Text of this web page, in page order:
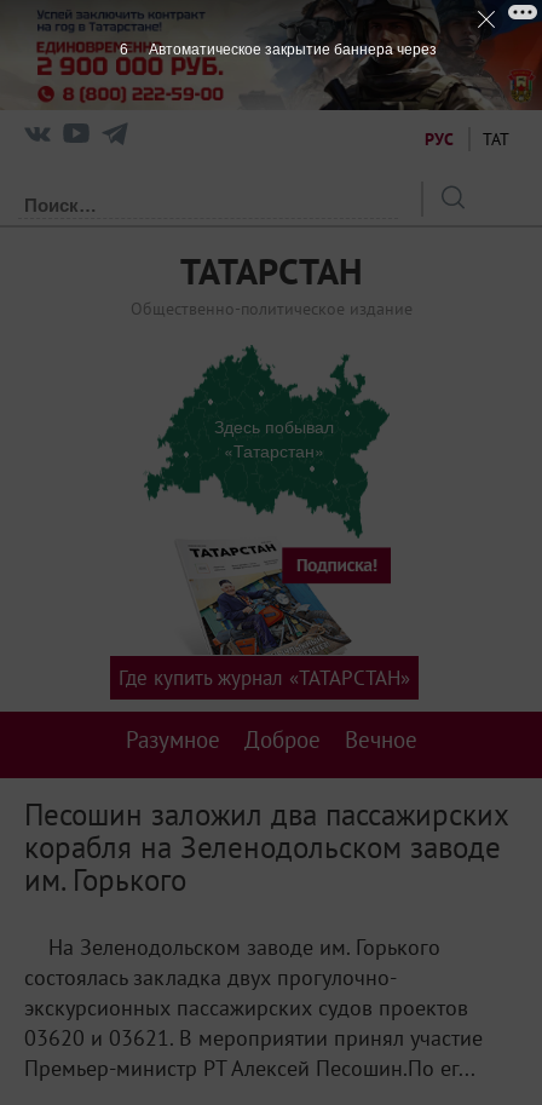
РУС ТАТ
ТАТАРСТАН
Общественно-политическое издание
Здесь побывал
«Татарстан»
Разумное Доброе Вечное
Где купить журнал «ТАТАРСТАН»
Песошин заложил два пассажирских
корабля на Зеленодольском заводе
им. Горького
На Зеленодольском заводе им. Горького
состоялась закладка двух прогулочно-
экскурсионных пассажирских судов проектов
03620 и 03621. В мероприятии принял участие
Премьер-министр РТ Алексей Песошин.По ег...
5 Автоматическое закрытие баннера через